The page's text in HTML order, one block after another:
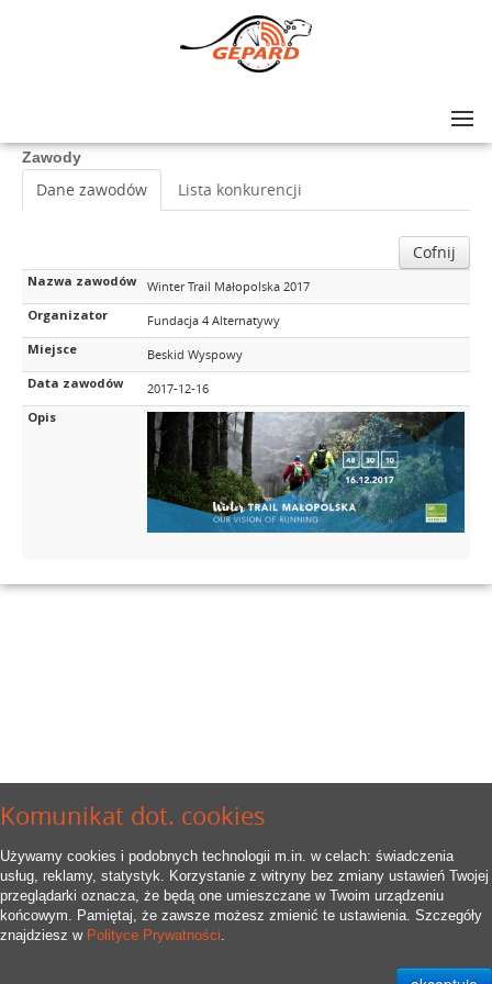
Komunikat dot. cookies
Używamy cookies i podobnych technologii m.in. w celach: świadczenia
usług, reklamy, statystyk. Korzystanie z witryny bez zmiany ustawień Twojej
przeglądarki oznacza, że będą one umieszczane w Twoim urządzeniu
końcowym. Pamiętaj, że zawsze możesz zmienić te ustawienia. Szczegóły
znajdziesz w Polityce Prywatności.
Zawody
Dane zawodów Lista konkurencji
Cofnij
Nazwa zawodów
Winter Trail Małopolska 2017
Organizator
Fundacja 4 Alternatywy
Miejsce
Beskid Wyspowy
Data zawodów
2017-12-16
Opis